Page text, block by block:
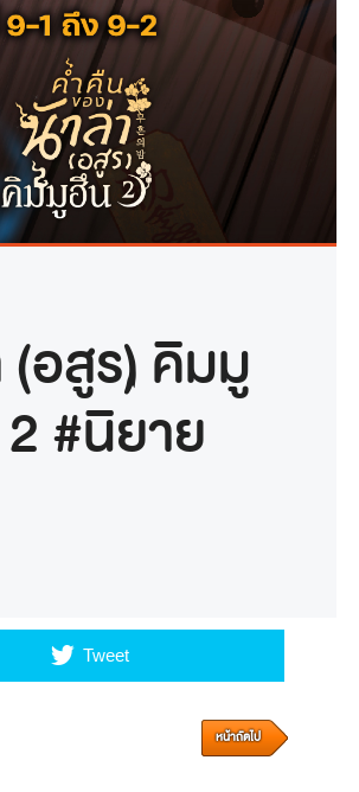
อสูร) คิมมู
#นิยาย
Tweet
หน้าถัดไป